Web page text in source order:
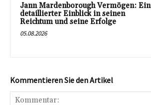
Jann Mardenborough Vermögen: Ein
detaillierter Einblick in seinen
Reichtum und seine Erfolge
05.08.2026
Kommentieren Sie den Artikel